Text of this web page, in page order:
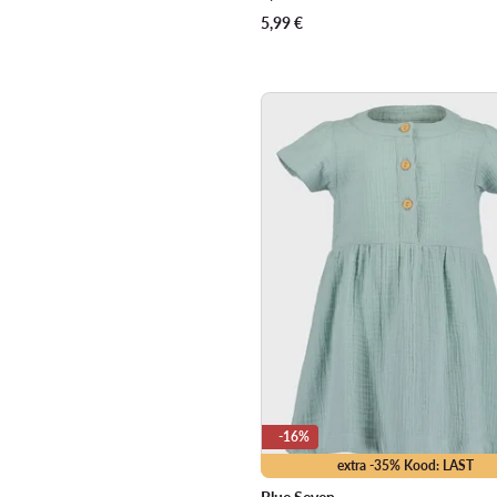
5,99€
extra -35% Kood: LAST
-16%